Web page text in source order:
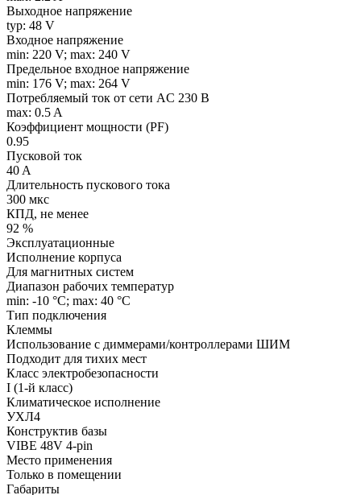
Выходное напряжение
typ: 48 V
Входное напряжение
min: 220 V; max: 240 V
Предельное входное напряжение
min: 176 V; max: 264 V
Потребляемый ток от сети AC 230 В
max: 0.5 A
Коэффициент мощности (PF)
0.95
Пусковой ток
40 A
Длительность пускового тока
300 мкс
КПД, не менее
92 %
Эксплуатационные
Исполнение корпуса
Для магнитных систем
Диапазон рабочих температур
min: -10 °C; max: 40 °C
Тип подключения
Клеммы
Использование с диммерами/контроллерами ШИМ
Подходит для тихих мест
Класс электробезопасности
I (1-й класс)
Климатическое исполнение
УХЛ4
Конструктив базы
VIBE 48V 4-pin
Место применения
Только в помещении
Габариты